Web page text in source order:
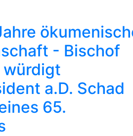
- Bischof
würdigt
a.D. Schad
65.